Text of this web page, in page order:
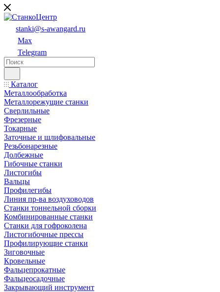
stanki@s-awangard.ru
Max
Telegram
Каталог
Металлообработка
Металлорежущие станки
Сверлильные
Фрезерные
Токарные
Заточные и шлифовальные
Резьбонарезные
Долбежные
Гибочные станки
Листогибы
Вальцы
Профилегибы
Линия пр-ва воздуховодов
Станки тоннельной сборки
Комбинированные станки
Станки для гофроколена
Листогибочные прессы
Профилирующие станки
Зиговочные
Кровельные
Фальцепрокатные
Фальцеосадочные
Закрывающий инструмент